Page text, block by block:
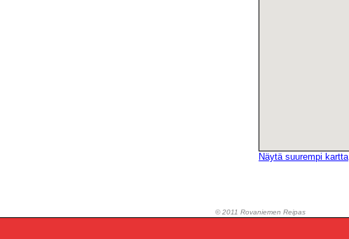
Näytä suurempi kartta
© 2011 Rovaniemen Reipas